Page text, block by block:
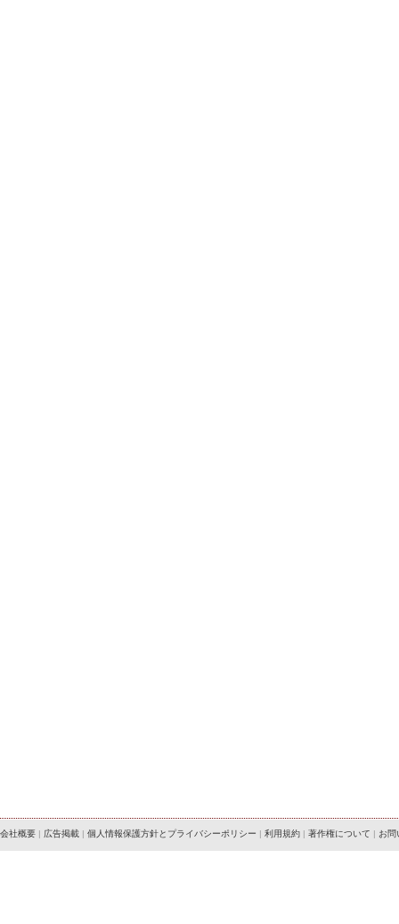
会社概要 | 広告掲載 | 個人情報保護方針とプライバシーポリシー | 利用規約 | 著作権について | お問